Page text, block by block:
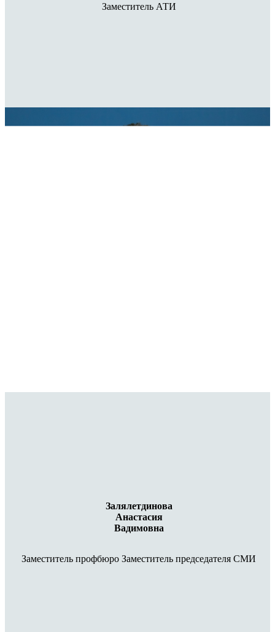
Заместитель АТИ
Залялетдинова
Анастасия
Вадимовна
Заместитель профбюро Заместитель председателя СМИ